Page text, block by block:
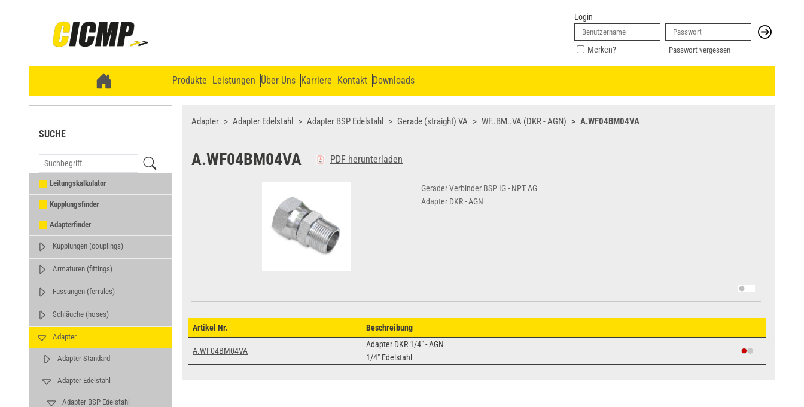
Login
Merken? Passwort vergessen
Produkte Leistungen Über Uns Karriere Kontakt Downloads
SUCHE
Leitungskalkulator
Kupplungsfinder
Adapterfinder
Kupplungen (couplings)
Armaturen (fittings)
Fassungen (ferrules)
Schläuche (hoses)
Adapter
Adapter Standard
Adapter Edelstahl
Adapter BSP Edelstahl
Adapter Adapter Edelstahl Adapter BSP Edelstahl Gerade (straight) VA WF..BM..VA (DKR - AGN) A.WF04BM04VA
A.WF04BM04VA PDF herunterladen
Gerader Verbinder BSP IG - NPT AG
Adapter DKR - AGN
Artikel Nr. Beschreibung
A.WF04BM04VA
Adapter DKR 1/4" - AGN
1/4" Edelstahl